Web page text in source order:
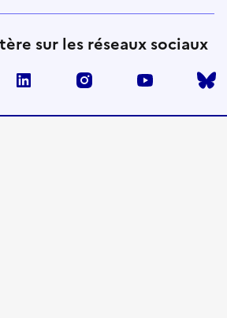
sur les réseaux sociaux
linkedin instagram youtube